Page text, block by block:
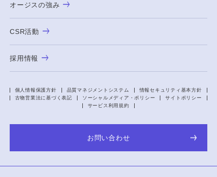
オージスの強み
CSR活動
採用情報
個人情報保護方針 品質マネジメントシステム
情報セキュリティ基本方針
古物営業法に基づく表記
ソーシャルメディア・ポリシー
サイトポリシー
サービス利用規約
お問い合わせ